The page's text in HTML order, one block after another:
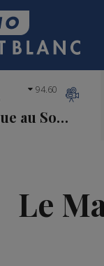
La Musique au Sommet
94.60
Le